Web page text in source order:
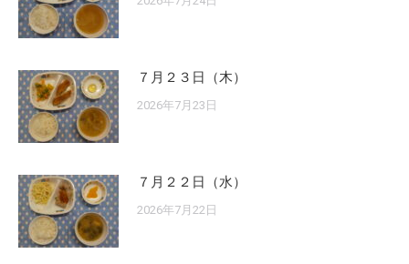
７月２３日（木）
2026年7月23日
７月２２日（水）
2026年7月22日